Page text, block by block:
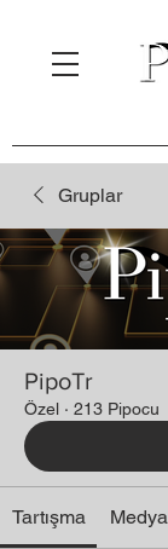
Gruplar
PipoTr
Özel · 213 Pipocu
Tartışma Medya